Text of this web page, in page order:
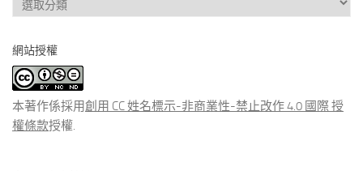
看
類
文
章
網站授權
本著作係採用創用 CC 姓名標示-非商業性-禁止改作 4.0 國際 授
權條款授權.